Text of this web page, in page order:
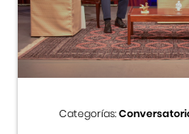
Centro Cultural
Museo de la
Categorías: